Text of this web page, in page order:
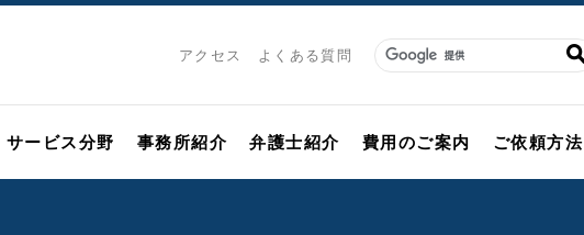
アクセス よくある質問
サービス分野 事務所紹介 弁護士紹介 費用のご案内 ご依頼方法